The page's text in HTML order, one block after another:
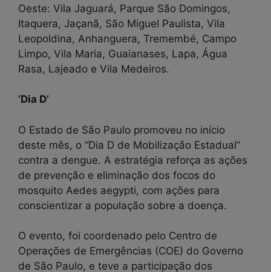
Oeste: Vila Jaguará, Parque São Domingos,
Itaquera, Jaçanã, São Miguel Paulista, Vila
Leopoldina, Anhanguera, Tremembé, Campo
Limpo, Vila Maria, Guaianases, Lapa, Água
Rasa, Lajeado e Vila Medeiros.
‘Dia D’
O Estado de São Paulo promoveu no início
deste mês, o “Dia D de Mobilização Estadual”
contra a dengue. A estratégia reforça as ações
de prevenção e eliminação dos focos do
mosquito Aedes aegypti, com ações para
conscientizar a população sobre a doença.
O evento, foi coordenado pelo Centro de
Operações de Emergências (COE) do Governo
de São Paulo, e teve a participação dos